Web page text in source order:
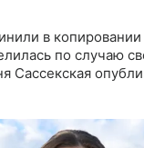
в копировании
по случаю
Сассекская